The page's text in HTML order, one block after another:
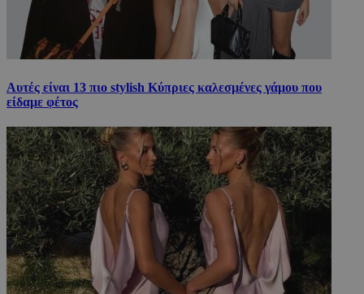
Αυτές είναι 13 πιο stylish Κύπριες καλεσμένες γάμου που
είδαμε φέτος